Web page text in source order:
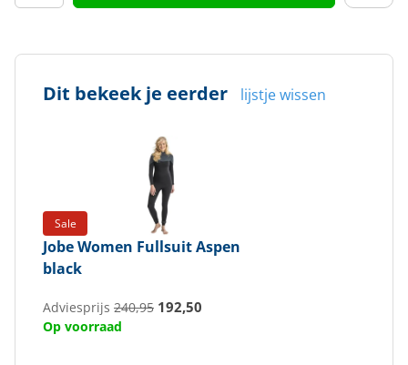
Dit bekeek je eerder lijstje wissen
Sale
JobeWomen Fullsuit Aspen
black
Adviesprijs 240,95 192,50
Op voorraad